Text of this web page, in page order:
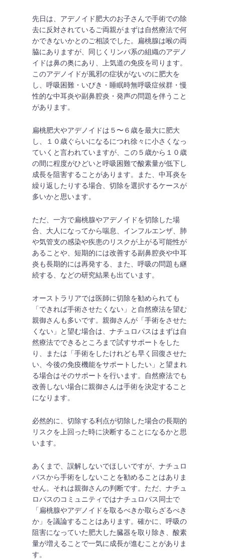
先日は、アデノイド肥大のお子さんで手術での除
去に反対されているご両親がまずは自然療法で何
かできないかとのご相談でした。扁桃腺は喉の両
脇にありますが、同じくリンパ系の組織のアデノ
イドは鼻の奥にあり、上気道の免疫を司ります。
このアデノイドが風邪の症状がないのに肥大を
し、呼吸困難・いびき・睡眠時無呼吸症候群・慢
性的な中耳炎や副鼻腔炎・発声の問題を伴うこと
があります。
扁桃肥大やアデノイドは５〜６歳を最大に肥大
し、１０歳ぐらいになるにつれ徐々に小さくなっ
ていくと言われていますが、この５歳から１０歳
の間に程度がひどいと呼吸困難で酸素量が低下し
成長を阻害することがあります。また、中耳炎を
繰り返したりする場合、切除を選択するケースが
多いかと思います。
ただ、一方で扁桃腺やアデノイドを切除した場
合、大人になってから喘息、インフルエンザ、肺
や気管支の感染や疾患のリスクが上がる可能性が
あることや、短期的には改善する副鼻腔炎や中耳
炎も長期的には再発する、また、呼吸の問題も継
続する、などの研究結果も出ています。
オーストラリアでは医師に切除を勧められても
「できれば手術させたくない」と自然療法を望む
親御さんも多いです。親御さんが「手術をさせた
くない」と望む場合は、ナチュロパスはまずは自
然療法でできるところまで試すサポートをした
り、または「手術をしたけれども早く回復させた
い、今後の免疫機能をサポートしたい」と望まれ
る場合はそのサポートを行います。自然療法でも
改善しない場合に親御さんは手術を決定すること
になります。
必然的に、切除する利点が切除した場合の長期的
リスクを上回った時に決断することになるかと思
います。
あくまで、誤解しないでほしいですが、ナチュロ
パスから手術をしないことを勧めることはありま
せん。それは親御さんの判断です。ただ、ナチュ
ロパスのコミュニティではナチュロパス同士で
「扁桃腺やアデノイドを取るべきか取らざるべき
か」を議論することはあります。確かに、呼吸の
阻害になっていた肥大した臓器を取り除き、酸素
量が増えることで一気に成長が進むことがありま
す。